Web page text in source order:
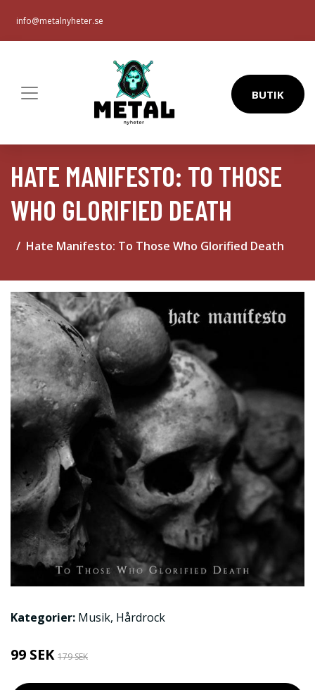
info@metalnyheter.se
BUTIK
HATE MANIFESTO: TO THOSE
WHO GLORIFIED DEATH
Hate Manifesto: To Those Who Glorified Death
Kategorier: Musik, Hårdrock
99 SEK 179 SEK